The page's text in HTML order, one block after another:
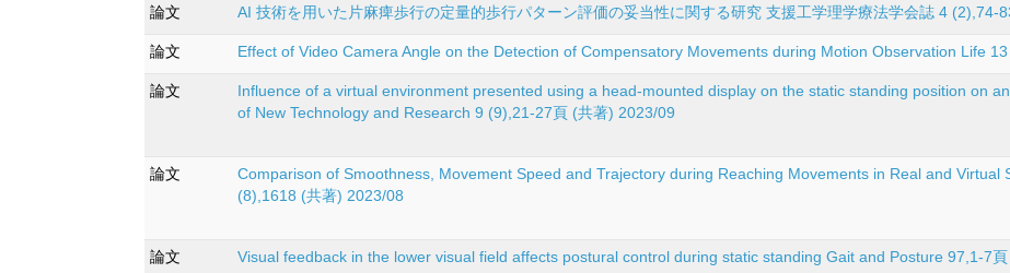
論文
AI 技術を用いた片麻痺歩行の定量的歩行パターン評価の妥当性に関する研究 支援工学理学療法学会誌 4 (2),74-
論文 Effect of Video Camera Angle on the Detection of Compensatory Movements during Motion Observation Life
論文
Influence of a virtual environment presented using a head-mounted display on the static standing position on
of New Technology and Research 9 (9),21-27頁 (共著) 2023/09
論文
Comparison of Smoothness, Movement Speed and Trajectory during Reaching Movements in Real and Virtual
(8),1618 (共著) 2023/08
論文 Visual feedback in the lower visual field affects postural control during static standing Gait and Posture 97,1-7